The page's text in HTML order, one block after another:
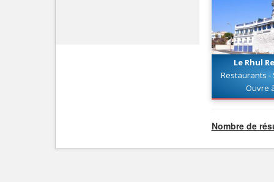
Le Rhul
Restaurants -
poissons et
Ouvre
Nombre de